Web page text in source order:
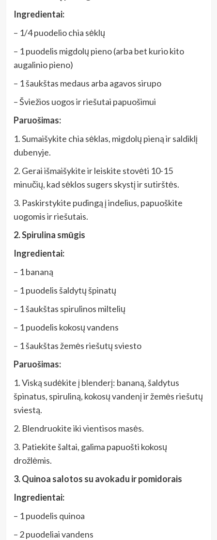
Ingredientai:
– 1/4 puodelio chia sėklų
– 1 puodelis migdolų pieno (arba bet kurio kito
augalinio pieno)
– 1 šaukštas medaus arba agavos sirupo
– Šviežios uogos ir riešutai papuošimui
Paruošimas:
1. Sumaišykite chia sėklas, migdolų pieną ir saldiklį
dubenyje.
2. Gerai išmaišykite ir leiskite stovėti 10-15
minučių, kad sėklos sugers skystį ir sutirštės.
3. Paskirstykite pudingą į indelius, papuoškite
uogomis ir riešutais.
2. Spirulina smūgis
Ingredientai:
– 1 bananą
– 1 puodelis šaldytų špinatų
– 1 šaukštas spirulinos miltelių
– 1 puodelis kokosų vandens
– 1 šaukštas žemės riešutų sviesto
Paruošimas:
1. Viską sudėkite į blenderį: bananą, šaldytus
špinatus, spiruliną, kokosų vandenį ir žemės riešutų
sviestą.
2. Blendruokite iki vientisos masės.
3. Patiekite šaltai, galima papuošti kokosų
drožlėmis.
3. Quinoa salotos su avokadu ir pomidorais
Ingredientai:
– 1 puodelis quinoa
– 2 puodeliai vandens